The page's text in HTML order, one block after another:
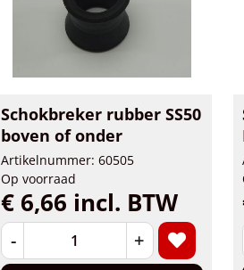
Schokbreker rubber SS50
boven of onder
Artikelnummer: 60505
Op voorraad
€ 6,66 incl. BTW
- +